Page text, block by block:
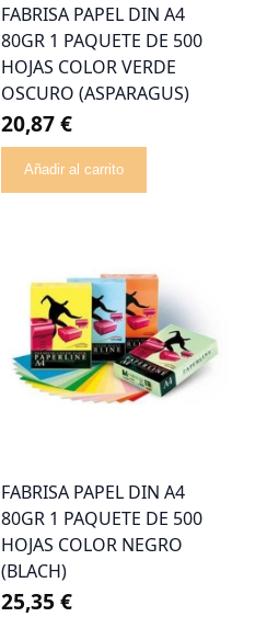
FABRISA PAPEL DIN A4
80GR 1 PAQUETE DE 500
HOJAS COLOR VERDE
OSCURO (ASPARAGUS)
20,87 €
Añadir al carrito
FABRISA PAPEL DIN A4
80GR 1 PAQUETE DE 500
HOJAS COLOR NEGRO
(BLACH)
25,35 €